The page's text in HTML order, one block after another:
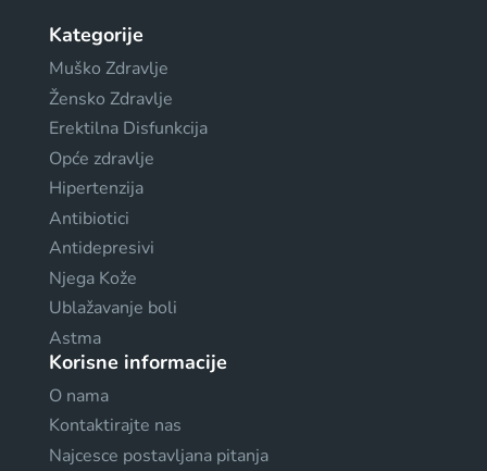
Kategorije
Muško Zdravlje
Žensko Zdravlje
Erektilna Disfunkcija
Opće zdravlje
Hipertenzija
Antibiotici
Antidepresivi
Njega Kože
Ublažavanje boli
Astma
Korisne informacije
O nama
Kontaktirajte nas
Najcesce postavljana pitanja